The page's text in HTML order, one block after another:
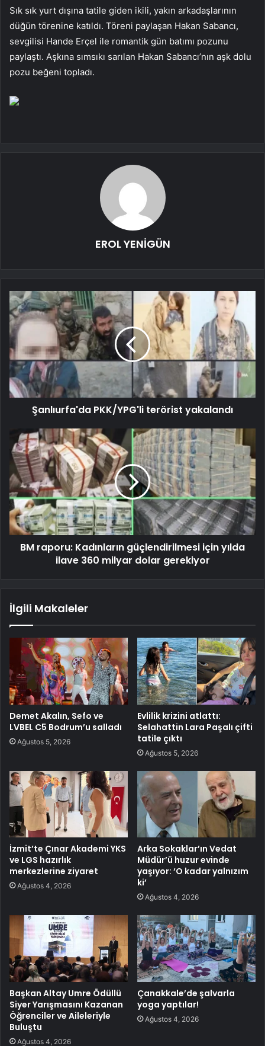
Sık sık yurt dışına tatile giden ikili, yakın arkadaşlarının
düğün törenine katıldı. Töreni paylaşan Hakan Sabancı,
sevgilisi Hande Erçel ile romantik gün batımı pozunu
paylaştı. Aşkına sımsıkı sarılan Hakan Sabancı’nın aşk dolu
pozu beğeni topladı.
EROL YENİGÜN
Şanlıurfa'da PKK/YPG'li terörist yakalandı
BM raporu: Kadınların güçlendirilmesi için yılda
ilave 360 ​​milyar dolar gerekiyor
İlgili Makaleler
Demet Akalın, Sefo ve
LVBEL C5 Bodrum’u salladı
Ağustos 5, 2026
Evlilik krizini atlattı:
Selahattin Lara Paşalı çifti
tatile çıktı
Ağustos 5, 2026
İzmit’te Çınar Akademi YKS
ve LGS hazırlık
merkezlerine ziyaret
Ağustos 4, 2026
Arka Sokaklar’ın Vedat
Müdür’ü huzur evinde
yaşıyor: ‘O kadar yalnızım
ki’
Ağustos 4, 2026
Başkan Altay Umre Ödüllü
Siyer Yarışmasını Kazanan
Öğrenciler ve Aileleriyle
Buluştu
Ağustos 4, 2026
Çanakkale’de şalvarla
yoga yaptılar!
Ağustos 4, 2026